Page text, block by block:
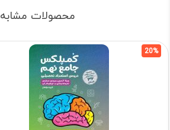
محصولات مشابه
20%